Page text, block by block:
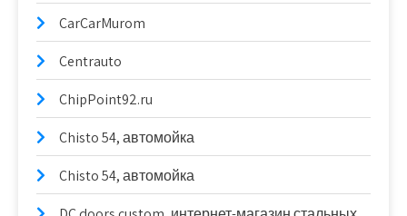
CarCarMurom
Centrauto
ChipPoint92.ru
Chisto 54, автомойка
Chisto 54, автомойка